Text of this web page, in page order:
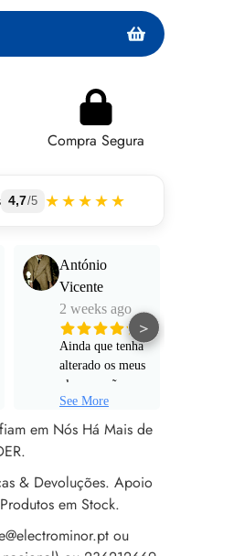
Compra Segura
4,7/5 ★★★★★
António
Vicente
2 weeks ago
Ainda que tenha
alterado os meus
planos e não
tenha avançado
para um pedido
poderia estar
mais satisfeito
cliente prestado
See More
>
em Nós Há Mais de
& Devoluções. Apoio
em Stock.
ou